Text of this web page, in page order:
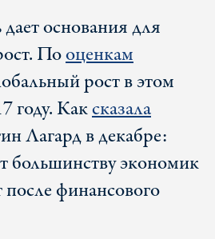
основания для
Пооценкам
рост в этом
году. Каксказала
Лагард в декабре:
большинству экономик
после финансового